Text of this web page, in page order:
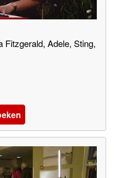
Fitzgerald, Adele, Sting,